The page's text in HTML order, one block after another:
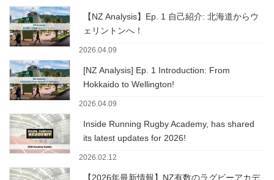
【NZ Analysis】Ep. 1 自己紹介: 北海道からウ
ェリントンへ！
2026.04.09
[NZ Analysis] Ep. 1 Introduction: From
Hokkaido to Wellington!
2026.04.09
Inside Running Rugby Academy, has shared
its latest updates for 2026!
2026.02.12
【2026年最新情報】NZ有数のラグビーアカデ